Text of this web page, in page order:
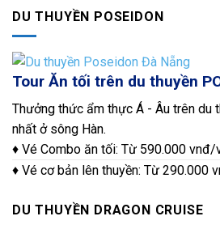
DU THUYỀN POSEIDON
Tour Ăn tối trên du thuyền
Thưởng thức ẩm thực Á - Âu trên du
nhất ở sông Hàn.
♦ Vé Combo ăn tối: Từ 590.000 vnđ/
♦ Vé cơ bản lên thuyền: Từ 290.000
DU THUYỀN DRAGON CRUISE